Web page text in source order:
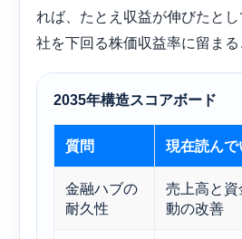
れば、たとえ収益が伸びたと
社を下回る株価収益率に留まる
2035年構造スコアボード
質問 現在読んで
金融ハブの
耐久性
売上高と
動の改善